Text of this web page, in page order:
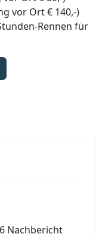
vor Ort € 140,-)
Rennen für
Nachbericht